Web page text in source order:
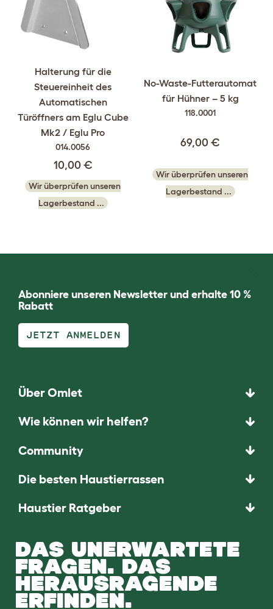
Halterung für die
Steuereinheit des
Automatischen
Türöffners am Eglu Cube
Mk2 / Eglu Pro
014.0056
10,00 €
Wir überprüfen unseren
Lagerbestand ...
No-Waste-Futterautomat
für Hühner – 5 kg
118.0001
69,00 €
Wir überprüfen unseren
Lagerbestand ...
Abonniere unseren Newsletter und erhalte 10 %
Rabatt
JETZT ANMELDEN
Über Omlet
Wie können wir helfen?
Community
Die besten Haustierrassen
Haustier Ratgeber
DAS UNERWARTETE
FRAGEN. DAS
HERAUSRAGENDE
ERFINDEN.